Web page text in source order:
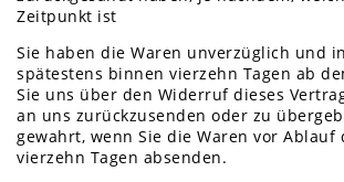
Zeitpunkt ist
Sie haben die Waren unverzüglich und
spätestens binnen vierzehn Tagen ab
Sie uns über den Widerruf dieses
an uns zurückzusenden oder zu
gewahrt, wenn Sie die Waren vor Ablauf
vierzehn Tagen absenden.